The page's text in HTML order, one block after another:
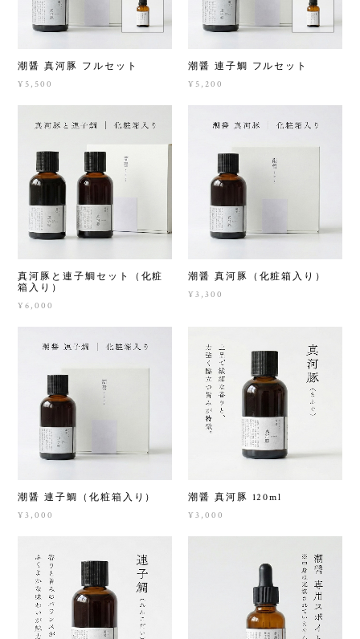
潮醤 真河豚 フルセット
¥5,500
潮醤 連子鯛 フルセット
¥5,200
真河豚と連子鯛セット（化粧
箱入り）
¥6,000
潮醤 真河豚（化粧箱入り）
¥3,300
潮醤 連子鯛（化粧箱入り）
¥3,000
潮醤 真河豚 120ml
¥3,000